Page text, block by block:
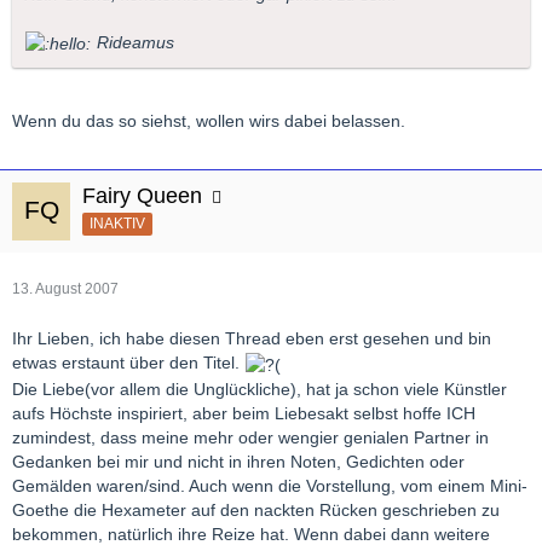
Rideamus
Wenn du das so siehst, wollen wirs dabei belassen.
Fairy Queen
INAKTIV
13. August 2007
Ihr Lieben, ich habe diesen Thread eben erst gesehen und bin
etwas erstaunt über den Titel.
Die Liebe(vor allem die Unglückliche), hat ja schon viele Künstler
aufs Höchste inspiriert, aber beim Liebesakt selbst hoffe ICH
zumindest, dass meine mehr oder wengier genialen Partner in
Gedanken bei mir und nicht in ihren Noten, Gedichten oder
Gemälden waren/sind. Auch wenn die Vorstellung, vom einem Mini-
Goethe die Hexameter auf den nackten Rücken geschrieben zu
bekommen, natürlich ihre Reize hat. Wenn dabei dann weitere